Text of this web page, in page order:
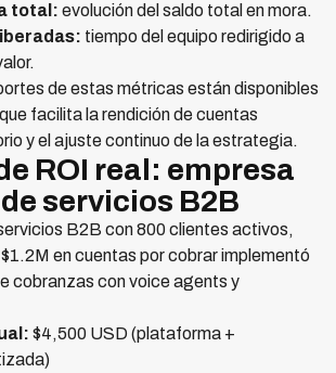
total: evolución del saldo total en mora.
tiempo del equipo redirigido a
de estas métricas están disponibles
facilita la rendición de cuentas
y el ajuste continuo de la estrategia.
ROI real: empresa
servicios B2B
B2B con 800 clientes activos,
en cuentas por cobrar implementó
cobranzas con voice agents y
$4,500 USD (plataforma +